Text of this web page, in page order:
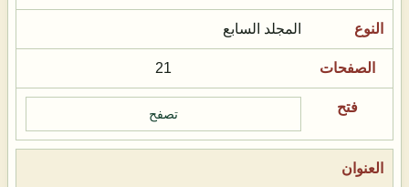
المجلد السابع
21
تصفح